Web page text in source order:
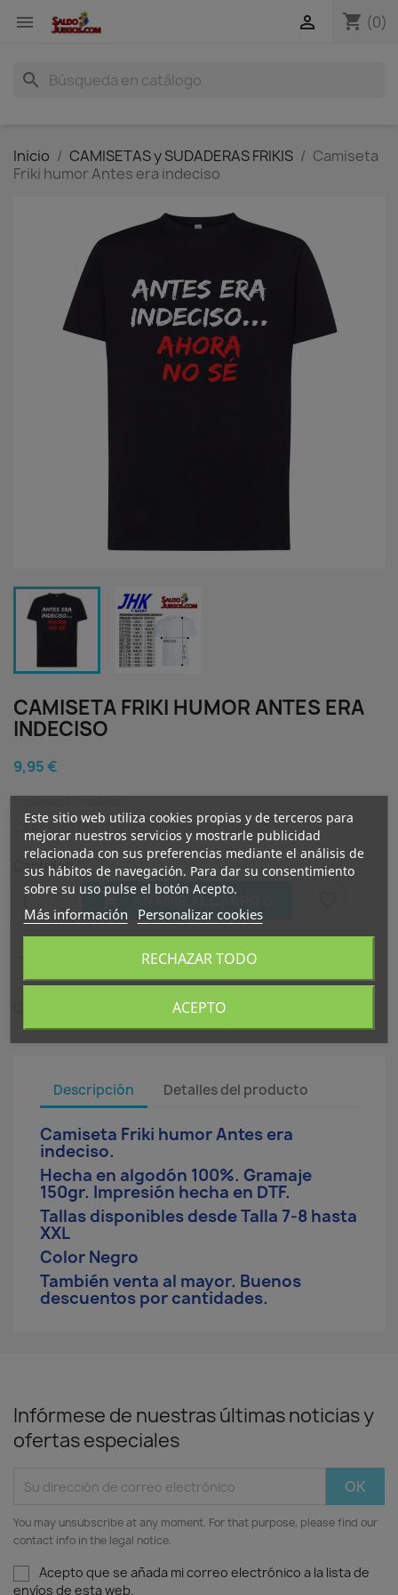
 shopping_cart (0)

search
Inicio CAMISETAS y SUDADERAS FRIKIS
Camiseta
Friki humor Antes era indeciso
CAMISETA FRIKI HUMOR ANTES ERA
INDECISO
9,95 €
Impuestos incluidos
Camiseta Friki humor Antes era indeciso
Cantidad
 AÑADIR AL CARRITO
Descripción Detalles del producto
Camiseta Friki humor Antes era
indeciso.
Hecha en algodón 100%. Gramaje
150gr. Impresión hecha en DTF.
Tallas disponibles desde Talla 7-8 hasta
XXL
Color Negro
También venta al mayor. Buenos
descuentos por cantidades.
Infórmese de nuestras últimas noticias y
ofertas especiales
You may unsubscribe at any moment. For that purpose, please find our
contact info in the legal notice.
Acepto que se añada mi correo electrónico a la lista de
envíos de esta web.
Este sitio web utiliza cookies propias y de terceros para
mejorar nuestros servicios y mostrarle publicidad
relacionada con sus preferencias mediante el análisis de
sus hábitos de navegación. Para dar su consentimiento
sobre su uso pulse el botón Acepto.
Más información Personalizar cookies
RECHAZAR TODO
ACEPTO